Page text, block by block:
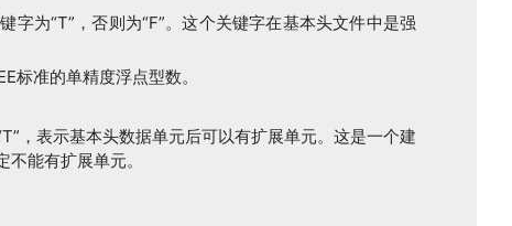
为“T”，否则为“F”。这个关键字在基本头文件中是强
标准的单精度浮点型数。
，表示基本头数据单元后可以有扩展单元。这是一个建
能有扩展单元。